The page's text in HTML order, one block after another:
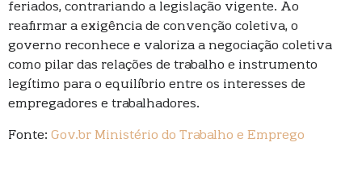
feriados, contrariando a legislação vigente. Ao
reafirmar a exigência de convenção coletiva, o
governo reconhece e valoriza a negociação coletiva
como pilar das relações de trabalho e instrumento
legítimo para o equilíbrio entre os interesses de
empregadores e trabalhadores.
Fonte: Gov.br Ministério do Trabalho e Emprego